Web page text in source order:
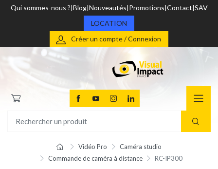
Qui sommes-nous ? Blog Nouveautés Promotions Contact SAV
LOCATION
Créer un compte / Connexion
Vidéo Pro
Caméra studio
Commande de caméra à distance
RC-IP300